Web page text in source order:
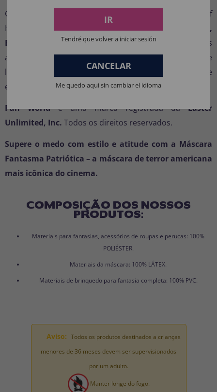
Ghost Face®, Ghost Face Lives® e The Icon of
Halloween® são marcas registradas daFun World Div.,
Easter Unlimited, Inc., e estão protegidas por direitos
autorais em todo o mundo. Este produto é oficialmente
licenciado e garante a mais alta qualidade, autenticidade
e fidelidade ao design original do filme.
Fun Worldé uma marca registrada daEaster
Unlimited, Inc. Todos os direitos reservados.
Supere o medo com estilo e atitude com a Máscara
Fantasma Patriótica – a máscara de terror americana
mais icônica do cinema.
COMPOSIÇÃO DOS NOSSOS
PRODUTOS:
Materiais para fantasias, acessórios de roupas e perucas: 100%
POLIÉSTER.
Materiais da máscara: 100% LÁTEX.
Materiais de brinquedo para fantasia completa: 100% PVC.
Aviso: Todos os produtos destinados a crianças
menores de 36 meses devem ser supervisionados
por um adulto.
Manter longe do fogo.
IR
Tendré que volver a iniciar sesión
CANCELAR
Me quedo aquí sin cambiar el idioma